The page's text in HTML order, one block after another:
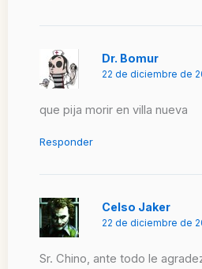
Dr. Bomur
22 de diciembre de
que pija morir en villa nueva
Responder
Celso Jaker
22 de diciembre de
Sr. Chino, ante todo le